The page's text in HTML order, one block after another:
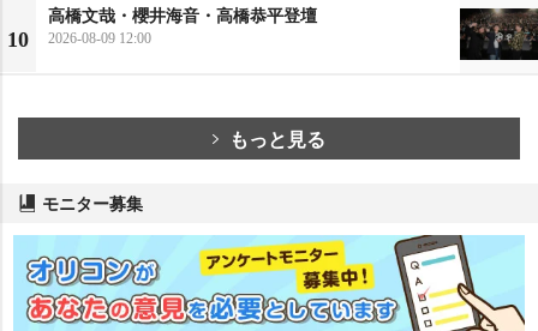
10
高橋文哉・櫻井海音・高橋恭平登壇
2026-08-09 12:00
もっと見る
モニター募集